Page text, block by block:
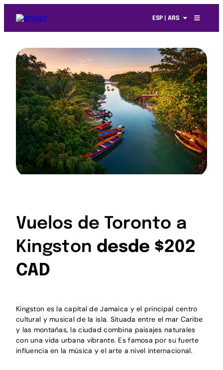
ESP | ARS
Vuelos de Toronto a
Kingston desde $202
CAD
Kingston es la capital de Jamaica y el principal centro
cultural y musical de la isla. Situada entre el mar Caribe
y las montañas, la ciudad combina paisajes naturales
con una vida urbana vibrante. Es famosa por su fuerte
influencia en la música y el arte a nivel internacional.